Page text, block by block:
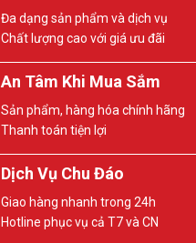
Đa dạng sản phẩm và dịch vụ
Chất lượng cao với giá ưu đãi
An Tâm Khi Mua Sắm
Sản phẩm, hàng hóa chính hãng
Thanh toán tiện lợi
Dịch Vụ Chu Đáo
Giao hàng nhanh trong 24h
Hotline phục vụ cả T7 và CN